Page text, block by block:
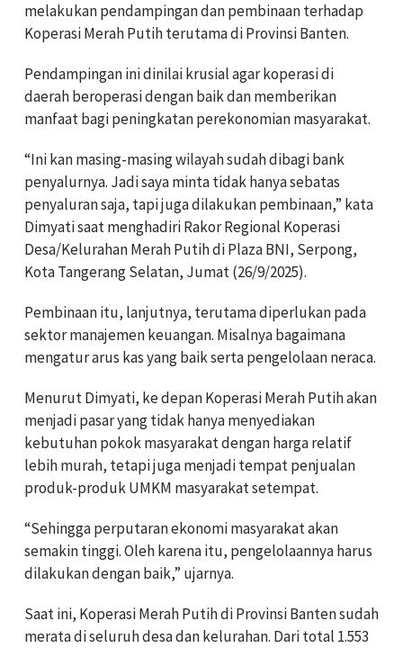
melakukan pendampingan dan pembinaan terhadap
Koperasi Merah Putih terutama di Provinsi Banten.
Pendampingan ini dinilai krusial agar koperasi di
daerah beroperasi dengan baik dan memberikan
manfaat bagi peningkatan perekonomian masyarakat.
“Ini kan masing-masing wilayah sudah dibagi bank
penyalurnya. Jadi saya minta tidak hanya sebatas
penyaluran saja, tapi juga dilakukan pembinaan,” kata
Dimyati saat menghadiri Rakor Regional Koperasi
Desa/Kelurahan Merah Putih di Plaza BNI, Serpong,
Kota Tangerang Selatan, Jumat (26/9/2025).
Pembinaan itu, lanjutnya, terutama diperlukan pada
sektor manajemen keuangan. Misalnya bagaimana
mengatur arus kas yang baik serta pengelolaan neraca.
Menurut Dimyati, ke depan Koperasi Merah Putih akan
menjadi pasar yang tidak hanya menyediakan
kebutuhan pokok masyarakat dengan harga relatif
lebih murah, tetapi juga menjadi tempat penjualan
produk-produk UMKM masyarakat setempat.
“Sehingga perputaran ekonomi masyarakat akan
semakin tinggi. Oleh karena itu, pengelolaannya harus
dilakukan dengan baik,” ujarnya.
Saat ini, Koperasi Merah Putih di Provinsi Banten sudah
merata di seluruh desa dan kelurahan. Dari total 1.553